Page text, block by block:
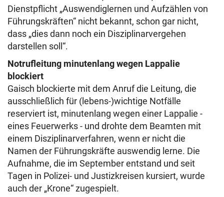
Dienstpflicht „Auswendiglernen und Aufzählen von
Führungskräften“ nicht bekannt, schon gar nicht,
dass „dies dann noch ein Disziplinarvergehen
darstellen soll“.
Notrufleitung minutenlang wegen Lappalie
blockiert
Gaisch blockierte mit dem Anruf die Leitung, die
ausschließlich für (lebens-)wichtige Notfälle
reserviert ist, minutenlang wegen einer Lappalie -
eines Feuerwerks - und drohte dem Beamten mit
einem Disziplinarverfahren, wenn er nicht die
Namen der Führungskräfte auswendig lerne. Die
Aufnahme, die im September entstand und seit
Tagen in Polizei- und Justizkreisen kursiert, wurde
auch der „Krone“ zugespielt.